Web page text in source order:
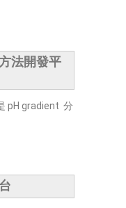
法開發平
pH gradient 分